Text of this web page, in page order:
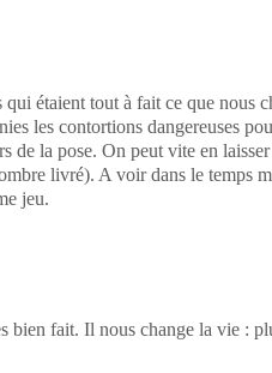
qui étaient tout à fait ce que nous
les contortions dangereuses
de la pose. On peut vite en
livré). A voir dans le temps
jeu.
bien fait. Il nous change la vie :